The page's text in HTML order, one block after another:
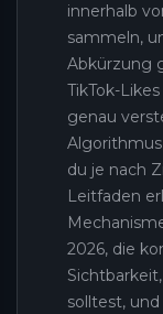
innerhalb
sammeln,
Abkürzung
TikTok-
genau
du je nach
Leitfaden
2026, die
solltest,